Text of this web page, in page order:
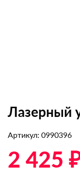
Лазерный
Артикул: 0990396
2 425